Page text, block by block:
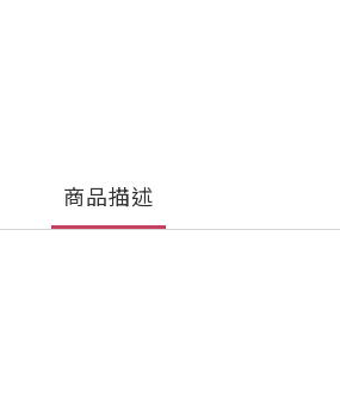
商品描述